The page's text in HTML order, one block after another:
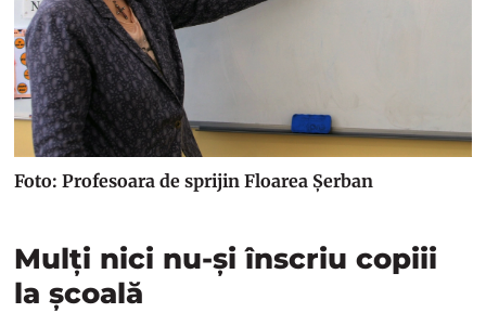
Foto: Profesoara de sprijin Floarea Șerban
Mulți nici nu-și înscriu copiii
la școală